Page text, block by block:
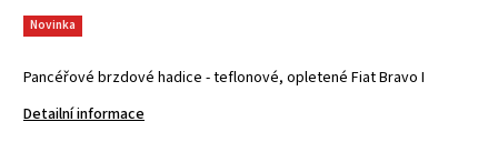
Pancéřové brzdové hadice - teflonové, opletené Fiat Bravo I
Detailní informace
Novinka